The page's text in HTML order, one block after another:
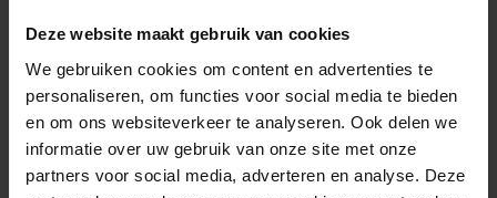
Deze website maakt gebruik van cookies
We gebruiken cookies om content en advertenties te
personaliseren, om functies voor social media te bieden
en om ons websiteverkeer te analyseren. Ook delen we
informatie over uw gebruik van onze site met onze
partners voor social media, adverteren en analyse. Deze
helpen je graag met professioneel
en zorgen voor de juiste licht oplossing. Aarzel
niet om contact met ons op te nemen.
Mail info@lichtunie.nl
Bel+31(0)348 209 000